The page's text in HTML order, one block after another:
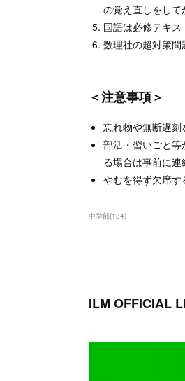
の覚え直しをして
国語は必修テキス
数理社の超対策問
＜注意事項＞
忘れ物や無断遅刻
部活・習いごと
る場合は事前に連
やむを得ず欠席す
中学部(134)
ILM OFFICIAL